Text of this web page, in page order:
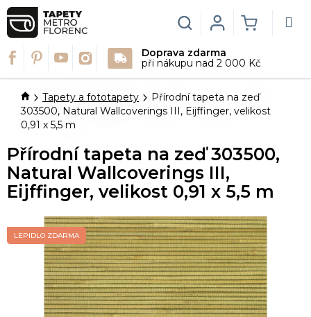
Přejít
na
obsah
Doprava zdarma
při nákupu nad 2 000 Kč
Hledat
KOŠÍK
Login
DomůTapety a fototapety
Přírodní tapeta na zeď
303500, Natural Wallcoverings III, Eijffinger, velikost
0,91 x 5,5 m
Přírodní tapeta na zeď 303500,
Natural Wallcoverings III,
Eijffinger, velikost 0,91 x 5,5 m
LEPIDLO ZDARMA